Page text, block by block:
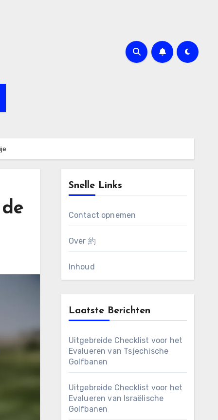
Snelle Links
Contact opnemen
Over 約
Inhoud
Laatste Berichten
Uitgebreide Checklist voor het
Evalueren van Tsjechische
Golfbanen
Uitgebreide Checklist voor het
Evalueren van Israëlische
Golfbanen